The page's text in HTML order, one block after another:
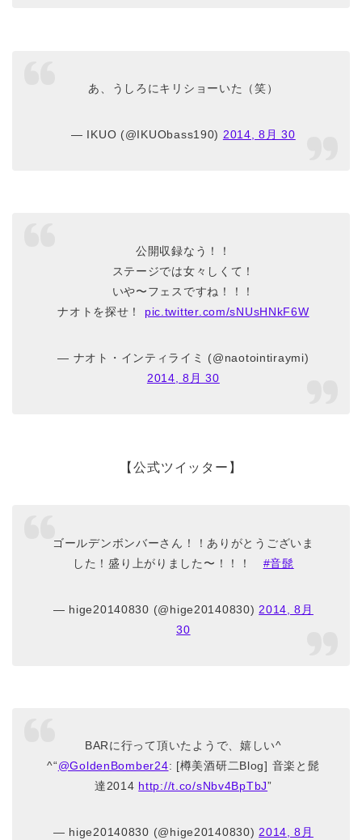
あ、うしろにキリショーいた（笑）
— IKUO (@IKUObass190) 2014, 8月 30
公開収録なう！！
ステージでは女々しくて！
いや〜フェスですね！！！
ナオトを探せ！ pic.twitter.com/sNUsHNkF6W
— ナオト・インティライミ (@naotointiraymi)
2014, 8月 30
【公式ツイッター】
ゴールデンボンバーさん！！ありがとうございま
した！盛り上がりました〜！！！ #音髭
— hige20140830 (@hige20140830) 2014, 8月
30
BARに行って頂いたようで、嬉しい^
^“@GoldenBomber24: [樽美酒研二Blog] 音楽と髭
達2014 http://t.co/sNbv4BpTbJ”
— hige20140830 (@hige20140830)2014, 8月